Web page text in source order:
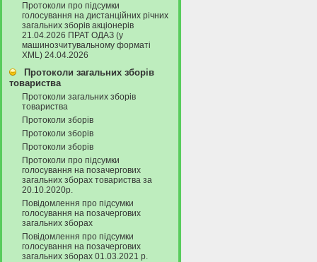
Протоколи про підсумки
голосування на дистанційних річних
загальних зборів акціонерів
21.04.2026 ПРАТ ОДАЗ (у
машинозчитувальному форматі
XML) 24.04.2026
Протоколи загальних зборів
товариства
Протоколи загальних зборів
товариства
Протоколи зборів
Протоколи зборів
Протоколи зборів
Протоколи про підсумки
голосування на позачергових
загальних зборах товариства за
20.10.2020р.
Повідомлення про підсумки
голосування на позачергових
загальних зборах
Повідомлення про підсумки
голосування на позачергових
загальних зборах 01.03.2021 р.